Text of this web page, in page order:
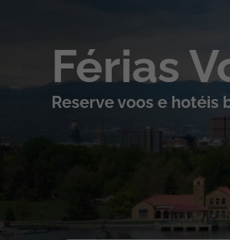
Voos
Hotéis
Voos + Hotel
Férias
Reserve voos e hotéis